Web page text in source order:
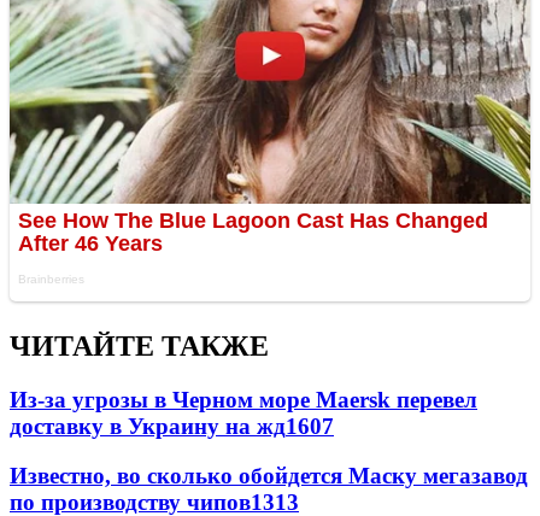
ЧИТАЙТЕ ТАКЖЕ
Из-за угрозы в Черном море Maersk перевел
доставку в Украину на жд1607
Известно, во сколько обойдется Маску мегазавод
по производству чипов1313